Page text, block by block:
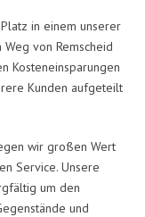
in einem unserer
von Remscheid
Kosteneinsparungen
Kunden aufgeteilt
wir großen Wert
Service. Unsere
um den
und